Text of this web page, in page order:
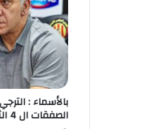
بالأسماء :
الصفقات ال 4 الثقيلة …